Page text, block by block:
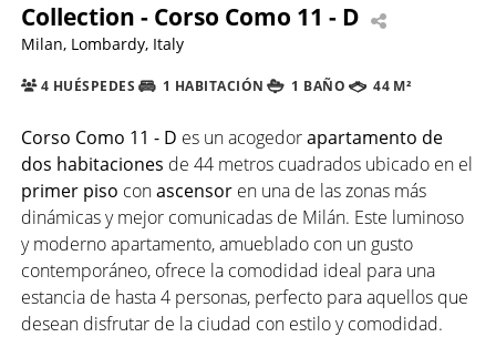
Collection - Corso Como 11 - D
Milan, Lombardy, Italy
4 HUÉSPEDES 1 HABITACIÓN 1 BAÑO 44 M²
Corso Como 11 - D es un acogedorapartamento de
dos habitaciones de 44 metros cuadrados ubicado en el
primer piso conascensor en una de las zonas más
dinámicas y mejor comunicadas de Milán. Este luminoso
y moderno apartamento, amueblado con un gusto
contemporáneo, ofrece la comodidad ideal para una
estancia de hasta 4 personas, perfecto para aquellos que
desean disfrutar de la ciudad con estilo y comodidad.